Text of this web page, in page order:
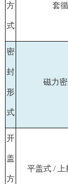
方
式
套
密
封
形
式
磁力
开
盖
方
平盖式 /